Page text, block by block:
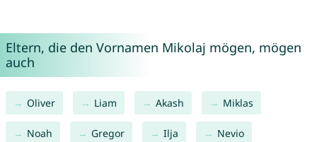
Eltern, die den Vornamen Mikolaj mögen, mögen
auch
Oliver Liam Akash Miklas
Noah Gregor Ilja Nevio